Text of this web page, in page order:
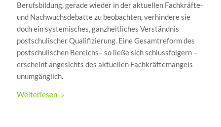
Berufsbildung, gerade wieder in der aktuellen Fachkräfte-
und Nachwuchsdebatte zu beobachten, verhindere sie
doch ein systemisches, ganzheitliches Verständnis
postschulischer Qualifizierung. Eine Gesamtreform des
postschulischen Bereichs– so ließe sich schlussfolgern –
erscheint angesichts des aktuellen Fachkräftemangels
unumgänglich.
Weiterlesen